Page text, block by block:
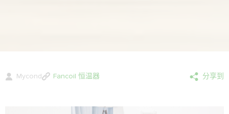
Mycond Fancoil 恒温器 分享到